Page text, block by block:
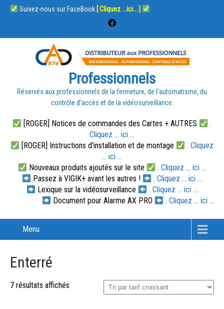
Suivez-nous sur FaceBook [ Cliquez ...ici... ]
Professionnels
Réservés aux professionnels de la fermeture, de l'automatisme, du
contrôle d'accès et de la vidéosurveillance.
[ROGER] Notices de commandes des Cartes + AUTRES
.
Cliquez ... ici ...
[ROGER] Instructions d'installation et de montage
. Cliquez
... ici ...
Nouveaux produits ajoutés sur le site
. Cliquez ... ici ...
Passez à VIGIK+ avant les autres !
. Cliquez ... ici ...
Lexique sur la vidéosurveillance
. Cliquez ... ici ...
Document pour Alarme AX PRO
. Cliquez ... ici ...
Menu
Enterré
7 résultats affichés